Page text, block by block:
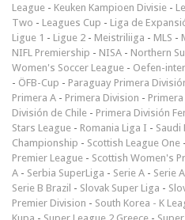
League - Keuken Kampioen Divisie -
Two - Leagues Cup - Liga de
Ligue 1 - Ligue 2 - Meistriliiga - MLS -
NIFL Premiership - NISA - Northern
Women's Soccer League - Oefen-
- ÖFB-Cup - Paraguay Primera
Primera A - Primera Division -
División de Chile - Primera División
Stars League - Romania Liga I - Saudi
Championship - Scottish League One -
Premier League - Scottish Women's
A - Serbia SuperLiga - Serie A - Serie
Serie B Brazil - Slovak Super Liga -
Premier Division - South Korea - K